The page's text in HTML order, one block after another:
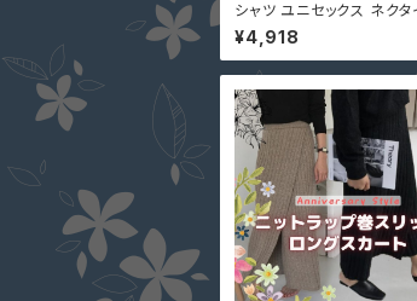
シャツ ユニセックス ネクタ
ンズ レディース 男女兼用
2L 3L 即納 トップス
イシャツ ラグランスリーブ
¥4,918